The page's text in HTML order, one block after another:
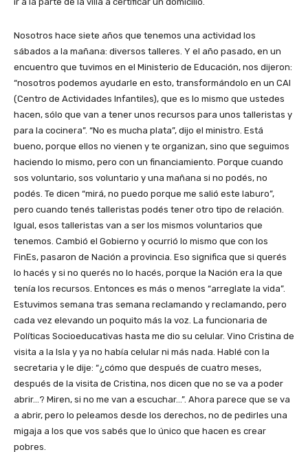
Nosotros hace siete años que tenemos una actividad los
sábados a la mañana: diversos talleres. Y el año pasado, en un
encuentro que tuvimos en el Ministerio de Educación, nos dijeron:
“nosotros podemos ayudarle en esto, transformándolo en un CAI
(Centro de Actividades Infantiles), que es lo mismo que ustedes
hacen, sólo que van a tener unos recursos para unos talleristas y
para la cocinera”. “No es mucha plata”, dijo el ministro. Está
bueno, porque ellos no vienen y te organizan, sino que seguimos
haciendo lo mismo, pero con un financiamiento. Porque cuando
sos voluntario, sos voluntario y una mañana si no podés, no
podés. Te dicen “mirá, no puedo porque me salió este laburo”,
pero cuando tenés talleristas podés tener otro tipo de relación.
Igual, esos talleristas van a ser los mismos voluntarios que
tenemos. Cambió el Gobierno y ocurrió lo mismo que con los
FinEs, pasaron de Nación a provincia. Eso significa que si querés
lo hacés y si no querés no lo hacés, porque la Nación era la que
tenía los recursos. Entonces es más o menos “arreglate la vida”.
Estuvimos semana tras semana reclamando y reclamando, pero
cada vez elevando un poquito más la voz. La funcionaria de
Políticas Socioeducativas hasta me dio su celular. Vino Cristina de
visita a la Isla y ya no había celular ni más nada. Hablé con la
secretaria y le dije: “¿cómo que después de cuatro meses,
después de la visita de Cristina, nos dicen que no se va a poder
abrir…? Miren, si no me van a escuchar…”. Ahora parece que se va
a abrir, pero lo peleamos desde los derechos, no de pedirles una
migaja a los que vos sabés que lo único que hacen es crear
pobres.